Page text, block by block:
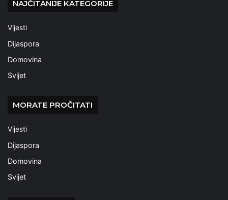
NAJČITANIJE KATEGORIJE
Vijesti
Dijaspora
Domovina
Svijet
MORATE PROČITATI
Vijesti
Dijaspora
Domovina
Svijet